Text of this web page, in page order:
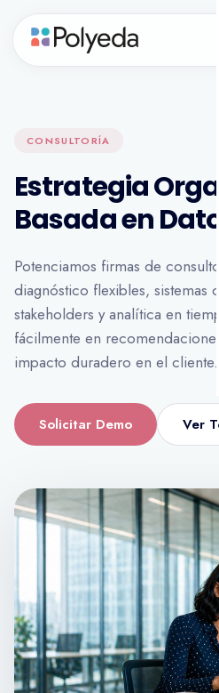
CONSULTORÍA
Estrategia
Basada en Datos
Potenciamos firmas de
diagnóstico flexibles, sistemas
stakeholders y analítica en
fácilmente en
impacto duradero en el cliente.
Solicitar Demo Ver